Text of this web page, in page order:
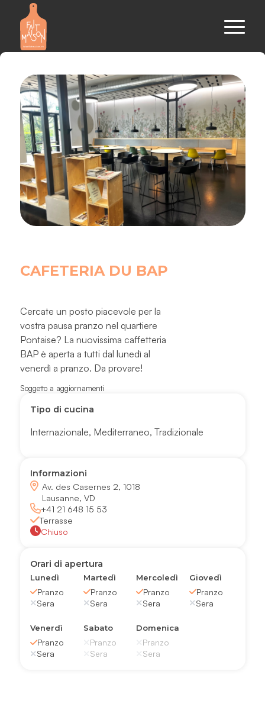
CAFETERIA DU BAP
Cercate un posto piacevole per la
vostra pausa pranzo nel quartiere
Pontaise? La nuovissima caffetteria
BAP è aperta a tutti dal lunedì al
venerdì a pranzo. Da provare!
Soggetto a aggiornamenti
Tipo di cucina
Internazionale, Mediterraneo,Tradizionale
Informazioni
Av. des Casernes 2, 1018
Lausanne, VD
+41 21 648 15 53
Terrasse
Chiuso
Orari di apertura
Lunedì
Pranzo
Sera
Martedì
Pranzo
Sera
Mercoledì
Pranzo
Sera
Giovedì
Pranzo
Sera
Venerdì
Pranzo
Sera
Sabato
Pranzo
Sera
Domenica
Pranzo
Sera